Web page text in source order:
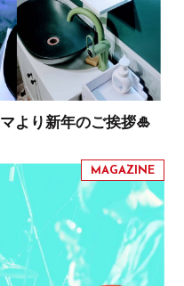
より新年のご挨拶🎍